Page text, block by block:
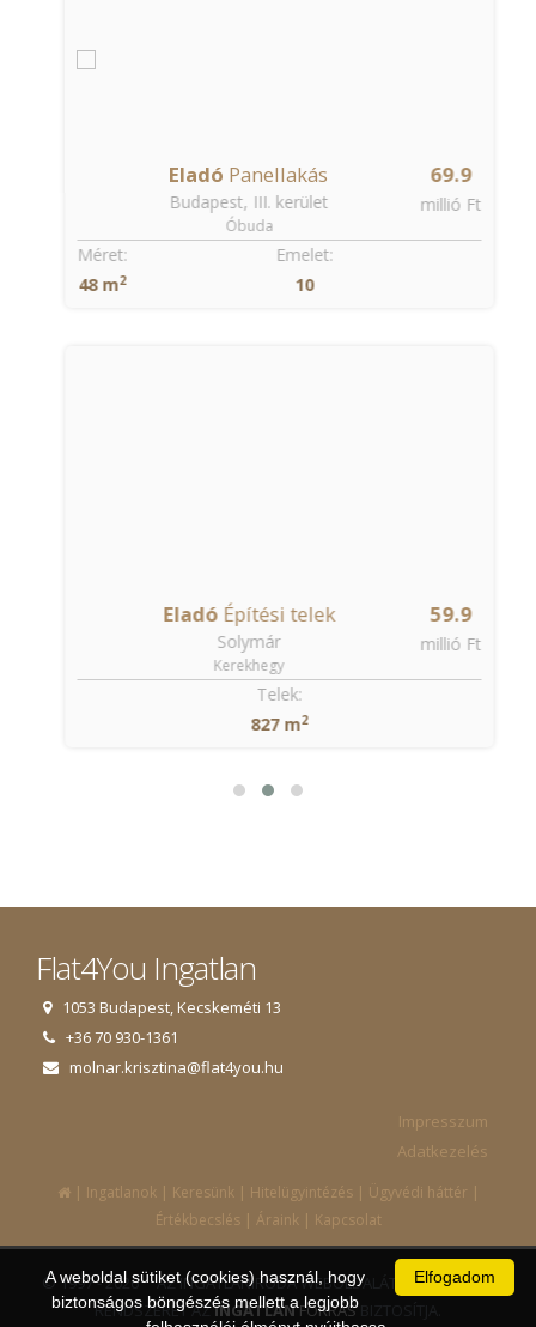
69.9
millió Ft
EladóPanellakás
Budapest, III. kerület
Óbuda
Méret:
48 m2
Emelet:
10
59.9
millió Ft
EladóÉpítési telek
Solymár
Kerekhegy
Telek:
827 m2
Flat4You Ingatlan
1053 Budapest, Kecskeméti 13
+36 70 930-1361
molnar.krisztina@flat4you.hu
Impresszum
Adatkezelés
| Ingatlanok| Keresünk| Hitelügyintézés| Ügyvédi háttér |
Értékbecslés| Áraink| Kapcsolat
© 1997 - 2026 AZ INGATLANIRODA WEBOLDALÁT ÉS ÜGYVITELI
RENDSZERÉT AZINGATLANFORRÁSBIZTOSÍTJA.
Elfogadom
A weboldal sütiket (cookies) használ, hogy
biztonságos böngészés mellett a legjobb